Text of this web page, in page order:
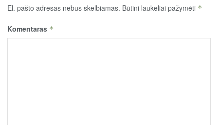
El. pašto adresas nebus skelbiamas. Būtini laukeliai pažymėti *
Komentaras *